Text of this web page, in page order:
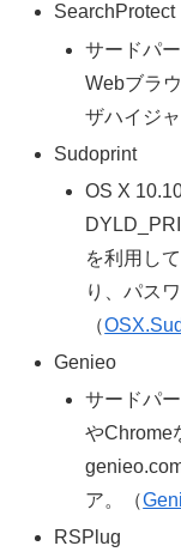
SearchProtect
サードパ
Webブラ
ザハイジ
Sudoprint
OS X
を利用し
り、パス
（
Genieo
サードパ
やChrome
ア。（
RSPlug